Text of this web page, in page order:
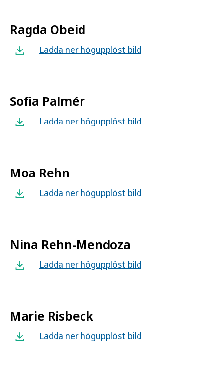
Ragda Obeid
Ladda ner högupplöst bild
Sofia Palmér
Ladda ner högupplöst bild
Moa Rehn
Ladda ner högupplöst bild
Nina Rehn-Mendoza
Ladda ner högupplöst bild
Marie Risbeck
Ladda ner högupplöst bild